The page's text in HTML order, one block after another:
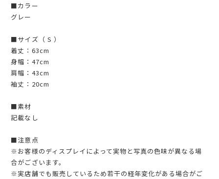
■カラー
グレー
■サイズ（ S ）
着丈：63cm
身幅：47cm
肩幅：43cm
袖丈：20cm
■素材
記載なし
■注意点
※お客様のディスプレイによって実物と写真の色味が異なる場
合がございます。
※実店舗でも販売しているため若干の経年変化がある場合がご